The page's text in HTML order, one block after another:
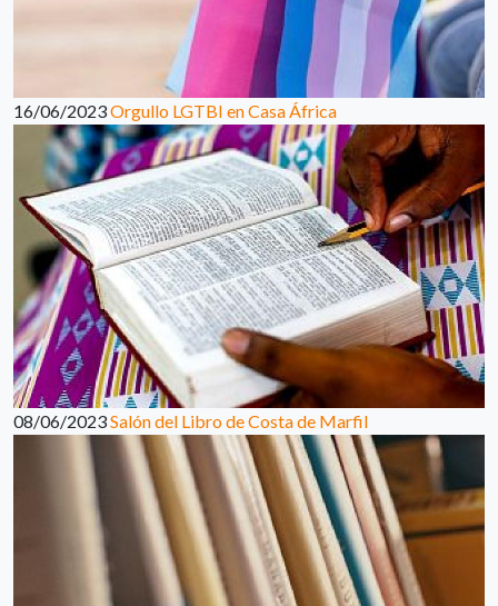
16/06/2023Orgullo LGTBI en Casa África
08/06/2023Salón del Libro de Costa de Marfil